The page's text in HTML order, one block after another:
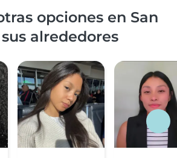
opciones en San
alrededores